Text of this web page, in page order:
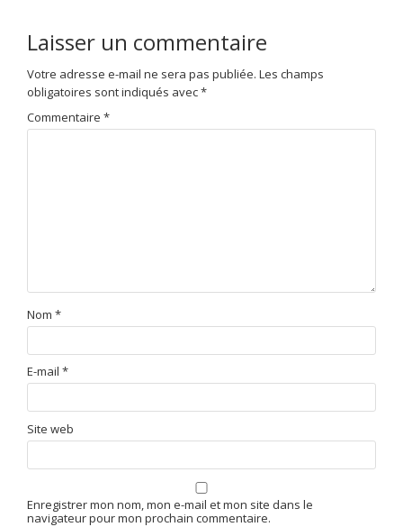
Laisser un commentaire
Votre adresse e-mail ne sera pas publiée. Les champs
obligatoires sont indiqués avec*
Commentaire *
Nom *
E-mail *
Site web
Enregistrer mon nom, mon e-mail et mon site dans le
navigateur pour mon prochain commentaire.